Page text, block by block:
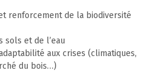
renforcement de la biodiversité
sols et de l’eau
aux crises (climatiques,
du bois…)